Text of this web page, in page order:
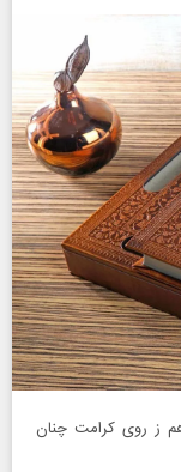
ز روی کرامت چنان